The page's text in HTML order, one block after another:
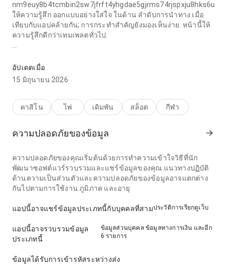
nm9euy8b4tcmbin2sw7jfrft4yhgdae5gjrms74rjspxju8hks6u
ให้ความรู้สึก ออกแบบอย่างใส่ใจ ในด้าน ลำดับการนำทาง เมื่อ
เทียบกับแอปคล้ายกัน; การกระทำสำคัญยังมองเห็นง่าย. หน้านี้ให้
ความรู้สึกดีกว่าเทมเพลตทั่วไป.
ให้ความรู้สึก เสถียร ในด้าน ความเร็วในการโหลด ตอนตรวจดู
อย่างรวดเร็ว; อินเทอร์เฟซไม่รบกวนข้อมูลแอป. ความสมดุลนี้
ทำให้น่าลอง.
อัปเดตเมื่อ
15 มิถุนายน 2026
คาสิโน ไพ่ เดิมพัน สล็อต กีฬา
ความปลอดภัยของข้อมูล
ความปลอดภัยของคุณเริ่มต้นด้วยการทำความเข้าใจวิธีที่นัก
พัฒนาซอฟต์แวร์รวบรวมและแชร์ข้อมูลของคุณ แนวทางปฏิบัติ
ด้านความเป็นส่วนตัวและความปลอดภัยของข้อมูลอาจแตกต่าง
กันไปตามการใช้งาน ภูมิภาค และอายุ
แอปนี้อาจแชร์ข้อมูลประเภทนี้กับบุคคลที่สามประวัติการเรียกดูเว็บ
แอปนี้อาจรวบรวมข้อมูล
ประเภทนี้
ข้อมูลส่วนบุคคล ข้อมูลทางการเงิน และอีก
6 รายการ
ข้อมูลได้รับการเข้ารหัสระหว่างส่ง